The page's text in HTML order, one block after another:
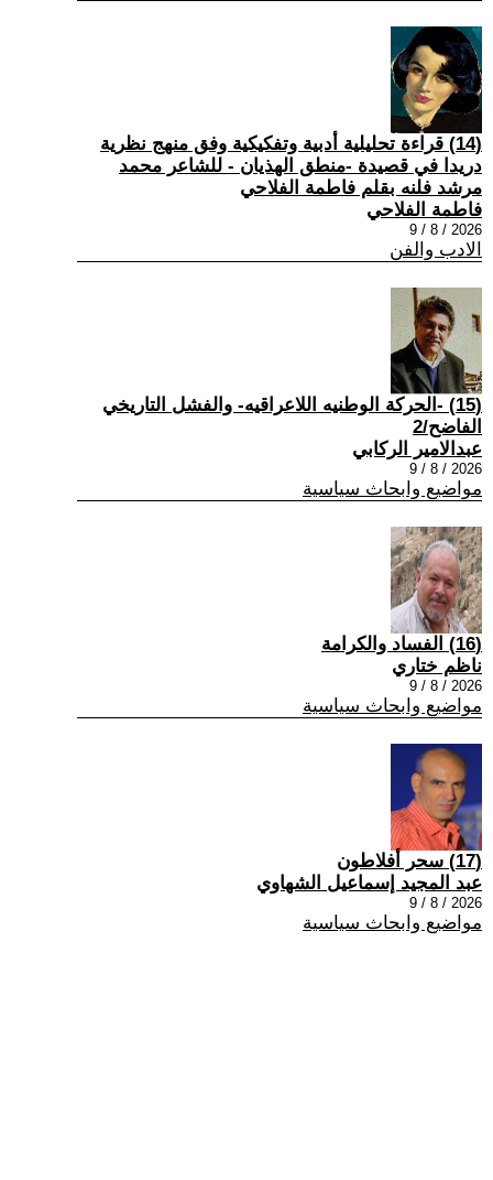
(14) قراءة تحليلية أدبية وتفكيكية وفق منهج نظرية
دريدا في قصيدة -منطق الهذيان - للشاعر محمد
مرشد فلنه بقلم فاطمة الفلاحي
فاطمة الفلاحي
2026 / 8 / 9
الادب والفن
(15) -الحركة الوطنيه اللاعراقيه- والفشل التاريخي
الفاضح/2
عبدالامير الركابي
2026 / 8 / 9
مواضيع وابحاث سياسية
(16) الفساد والكرامة
ناظم ختاري
2026 / 8 / 9
مواضيع وابحاث سياسية
(17) سحر أفلاطون
عبد المجيد إسماعيل الشهاوي
2026 / 8 / 9
مواضيع وابحاث سياسية